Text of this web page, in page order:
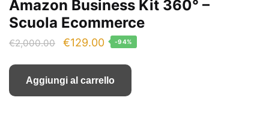
Amazon Business Kit 360° –
Scuola Ecommerce
€2,000.00
Il
originale
€129.00Il
attuale
-94%
Aggiungi al carrello